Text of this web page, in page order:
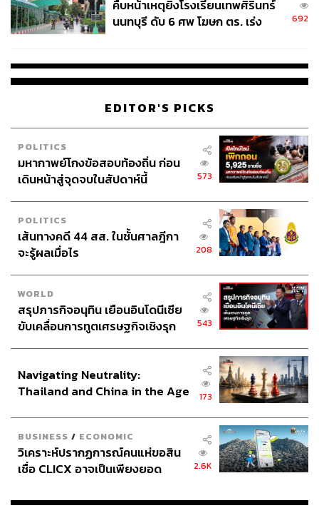
สำหรับรายชื่อกรรมการบริหารพรรคคนอื่นๆ ได้แก่
จันทร์เรือง เป็นรองหัวหน้าพรรคคนที่ 2 รณวิต หล่อเลิศ
สุนทร เป็นรองหัวหน้าพรรคคนที่ 4 นิติพัฒน์ แต้มไพโรจน์
เป็นเหรัญญิกพรรค ไกลก้อง ไวทยาการ เป็นนายทะเบียน
สมาชิกพรรค สุนทร บุญยอด กรรมการบริหารพรรคเครือ
ข่ายแรงงาน วิภาพรรณ วงษ์สว่าง กรรมการบริหารพรรค
เครือข่ายคนรุ่นใหม่
สุรชัย ศรีสารคาม เป็นกรรมการบริหารพรรคภาคกลาง
เหนือ ชัน ภักดีศรี เป็นกรรมการบริหารพรรคภาคตะวันออก
เฉียงเหนือ เจนวิทย์ ไกรสินธุ์ เป็นกรรมการบริหารพรรคภาค
ใต้ จารุวรรณ ศรัณย์เกตุ กรรมการบริหารสัดส่วนที่ประชุม
คืบหน้าเหตุยิงโรงเรียนเทพศิรินทร์
นนทบุรี ดับ 6 ศพ โฆษก ตร. เร่ง
692
EDITOR'S PICKS
POLITICS
มหากาพย์โกงข้อสอบท้องถิ่น ก่อน
เดินหน้าสู่จุดจบในสัปดาห์นี้
573
POLITICS
เส้นทางคดี 44 สส. ในชั้นศาลฎีกา
จะรู้ผลเมื่อไร
208
WORLD
สรุปภารกิจอนุทิน เยือนอินโดนีเซีย
ขับเคลื่อนการทูตเศรษฐกิจเชิงรุก
543
Navigating Neutrality:
Thailand and China in the Age
173
BUSINESS / ECONOMIC
วิเคราะห์ปรากฏการณ์คนแห่ขอสิน
เชื่อ CLICX อาจเป็นเพียงยอด
เรือนไทยที่ถูกซุกไว้
2.6K